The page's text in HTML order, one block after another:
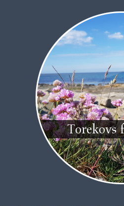
Torekovs